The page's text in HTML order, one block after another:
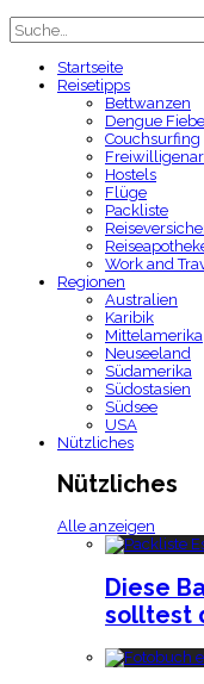
Startseite
Reisetipps
Bettwanzen
Dengue
Couchsurfing
Hostels
Flüge
Packliste
Work and
Regionen
Australien
Karibik
Mittelamerika
Neuseeland
Südamerika
Südostasien
Südsee
USA
Nützliches
Nützliches
Alle anzeigen
Diese
solltest